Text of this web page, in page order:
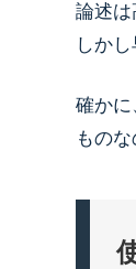
論述は
しか
確かに
もの